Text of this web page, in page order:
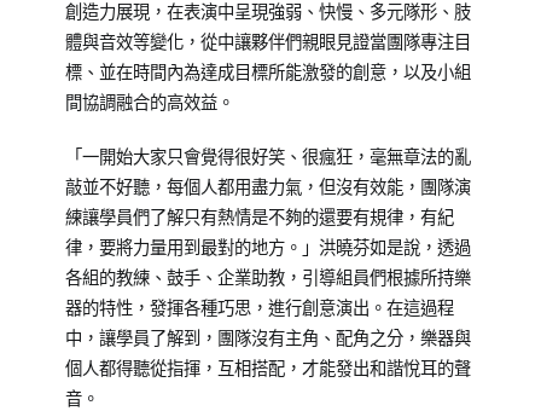
創造力展現，在表演中呈現強弱、快慢、多元隊形、肢
體與音效等變化，從中讓夥伴們親眼見證當團隊專注目
標、並在時間內為達成目標所能激發的創意，以及小組
間協調融合的高效益。
「一開始大家只會覺得很好笑、很瘋狂，毫無章法的亂
敲並不好聽，每個人都用盡力氣，但沒有效能，團隊演
練讓學員們了解只有熱情是不夠的還要有規律，有紀
律，要將力量用到最對的地方。」洪曉芬如是說，透過
各組的教練、鼓手、企業助教，引導組員們根據所持樂
器的特性，發揮各種巧思，進行創意演出。在這過程
中，讓學員了解到，團隊沒有主角、配角之分，樂器與
個人都得聽從指揮，互相搭配，才能發出和諧悅耳的聲
音。